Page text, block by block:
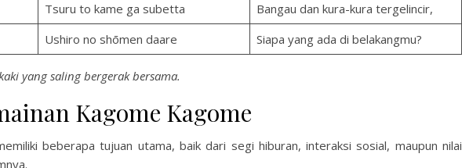
Tsuru to kame ga subetta
Bangau dan kura-kura tergelincir,
Ushiro no shōmen daare Siapa yang ada di belakangmu?
yang saling bergerak bersama.
Kagome Kagome
beberapa tujuan utama, baik dari segi hiburan, interaksi sosial, maupun nilai